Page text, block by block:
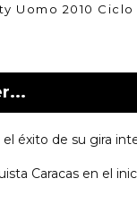
Uomo 2010 Ciclo
éxito de su gira
Caracas en el